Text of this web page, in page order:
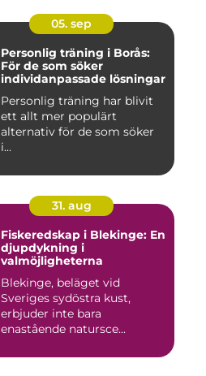
05. sep
Personlig träning i Borås:
För de som söker
individanpassade lösningar
Personlig träning har blivit
ett allt mer populärt
alternativ för de som söker
i...
31. aug
Fiskeredskap i Blekinge: En
djupdykning i
valmöjligheterna
Blekinge, beläget vid
Sveriges sydöstra kust,
erbjuder inte bara
enastående natursce...